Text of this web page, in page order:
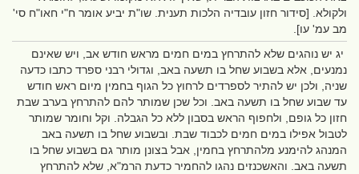
ולקולא. [סידור חזון עובדיה הלכות תענית. שו"ת יביע אומר ח"י חאו"ח סי'
מב עמ' עו].
יג יש נוהגים שלא להתרחץ במים חמים מראש חודש אב, ויש שאינם
נמנעים, אלא בשבוע שחל בו תשעה באב, וגדולי רבני ספרד כתבו כדעה
שניה, ולכן יש להתיר לספרדים לרחוץ כל הגוף בחמין מיום ראש חודש
עד שבוע שחל בו תשעה באב. וכל שכן שמותר להם להתרחץ בערב שבת
חזון כל גופם, ולחפוף הראש בסבון ללא כל הגבלה. וקל וחומר שמותר
לטבול אפילו במים חמים לכבוד שבת. ובשבוע שחל בו תשעה באב
המנהג להימנע מלהתרחץ בחמין, אבל בצונן מותר גם בשבוע שחל בו
תשעה באב. והאשכנזים נהגו להחמיר כדעת הרמ"א, שלא להתרחץ